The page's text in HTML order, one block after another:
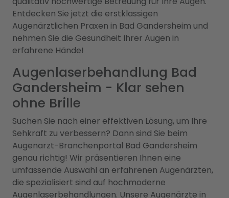
Entdecken Sie jetzt die erstklassigen
Augenärztlichen Praxen in Bad Gandersheim und
nehmen Sie die Gesundheit Ihrer Augen in
erfahrene Hände!
Augenlaserbehandlung Bad
Gandersheim - Klar sehen
ohne Brille
Suchen Sie nach einer effektiven Lösung, um Ihre
Sehkraft zu verbessern? Dann sind Sie beim
Augenarzt-Branchenportal Bad Gandersheim
genau richtig! Wir präsentieren Ihnen eine
umfassende Auswahl an erfahrenen Augenärzten,
die spezialisiert sind auf hochmoderne
Augenlaserbehandlungen. Unsere Augenärzte in